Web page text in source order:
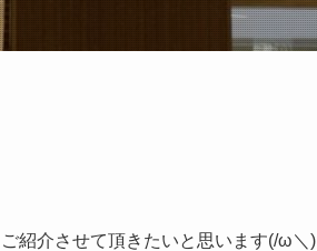
紹介させて頂きたいと思います(/ω＼)